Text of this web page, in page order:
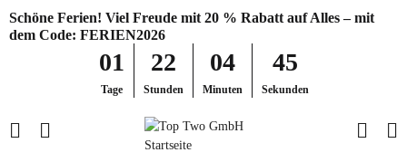
Schöne Ferien! Viel Freude mit 20 % Rabatt auf Alles – mit
dem Code: FERIEN2026
01
Tage
22
Stunden
04
Minuten
45
Sekunden